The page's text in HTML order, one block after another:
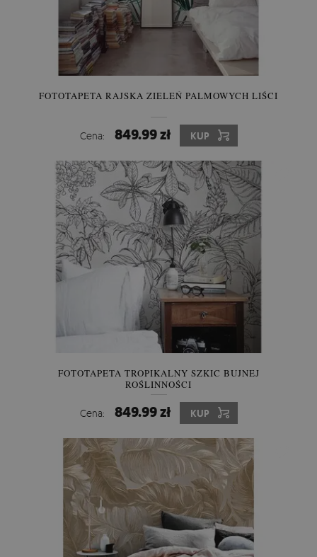
FOTOTAPETA RAJSKA ZIELEŃ PALMOWYCH LIŚCI
Cena: 849.99 zł KUP
FOTOTAPETA TROPIKALNY SZKIC BUJNEJ
ROŚLINNOŚCI
Cena: 849.99 zł KUP